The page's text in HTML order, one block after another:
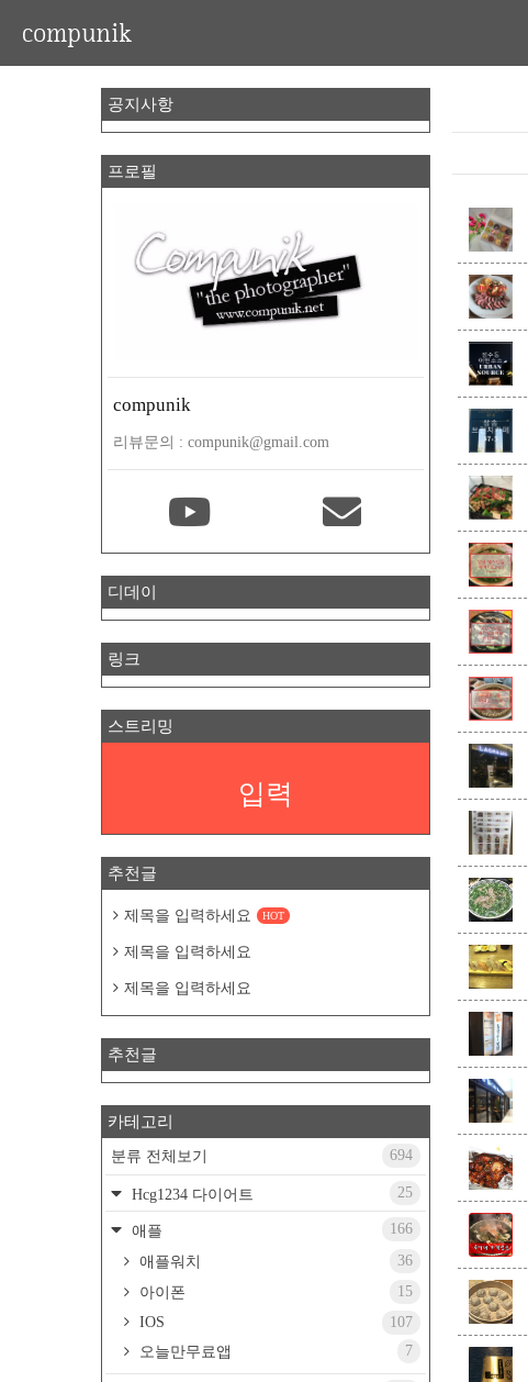
compunik
공지사항
프로필
compunik
리뷰문의 : compunik@gmail.com
디데이
링크
스트리밍
입력
추천글
제목을 입력하세요 HOT
제목을 입력하세요
제목을 입력하세요
추천글
카테고리
분류 전체보기 694
Hcg1234 다이어트 25
애플
166
애플워치
36
아이폰
15
IOS
107
오늘만무료앱
7